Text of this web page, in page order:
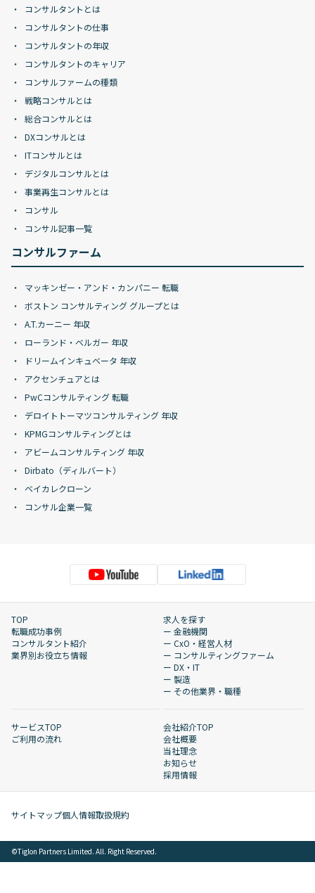
コンサルタントとは
コンサルタントの仕事
コンサルタントの年収
コンサルタントのキャリア
コンサルファームの種類
戦略コンサルとは
総合コンサルとは
DXコンサルとは
ITコンサルとは
デジタルコンサルとは
事業再生コンサルとは
コンサル
コンサル記事一覧
コンサルファーム
マッキンゼー・アンド・カンパニー 転職
ボストン コンサルティング グループとは
A.T.カーニー 年収
ローランド・ベルガー 年収
ドリームインキュベータ 年収
アクセンチュアとは
PwCコンサルティング 転職
デロイトトーマツコンサルティング 年収
KPMGコンサルティングとは
アビームコンサルティング 年収
Dirbato（ディルバート）
ベイカレクローン
コンサル企業一覧
TOP
転職成功事例
コンサルタント紹介
業界別お役立ち情報
求人を探す
ー 金融機関
ー CxO・経営人材
ー コンサルティングファーム
ー DX・IT
ー 製造
ー その他業界・職種
サービスTOP
ご利用の流れ
会社紹介TOP
会社概要
当社理念
お知らせ
採用情報
サイトマップ個人情報取扱規約
©︎Tiglon Partners Limited. All. Right Reserved.